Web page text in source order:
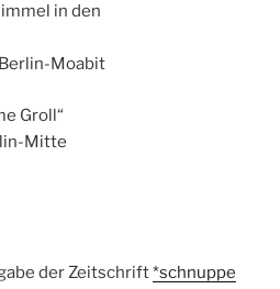
in den
Moabit
Groll“
Mitte
der Zeitschrift*schnuppe